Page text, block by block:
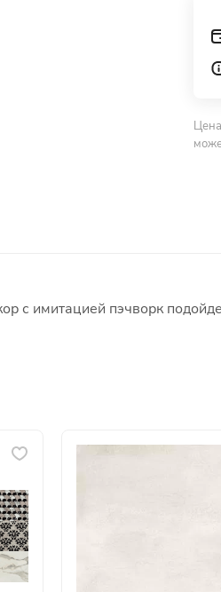
с имитацией пэчворк